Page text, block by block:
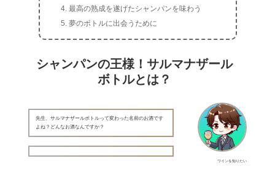
最高の熟成を遂げたシャンパンを味わう
夢のボトルに出会うために
シャンパンの王様！サルマナザール
ボトルとは？
ワインを知りたい
先生、サルマナザールボトルって変わった名前のお酒です
よね？どんなお酒なんですか？